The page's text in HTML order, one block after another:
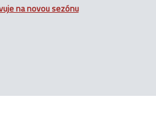
na novou sezónu